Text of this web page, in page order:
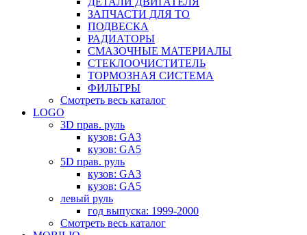
ЗАПЧАСТИ ДЛЯ ТО
ПОДВЕСКА
РАДИАТОРЫ
СМАЗОЧНЫЕ МАТЕРИАЛЫ
СТЕКЛООЧИСТИТЕЛЬ
ТОРМОЗНАЯ СИСТЕМА
ФИЛЬТРЫ
Смотреть весь каталог
LOGO
3D прав. руль
кузов: GA3
кузов: GA5
5D прав. руль
кузов: GA3
кузов: GA5
левый руль
год выпуска: 1999-2000
Смотреть весь каталог